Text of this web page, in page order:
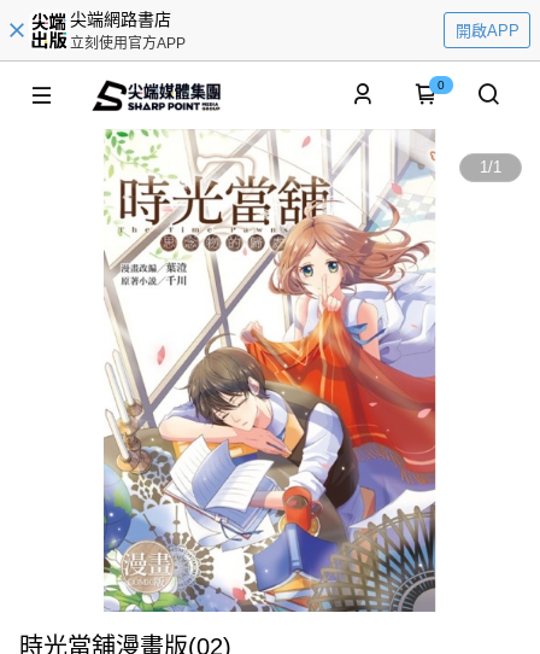
尖端網路書店
立刻使用官方APP
開啟APP
0
1/1
時光當舖漫畫版(02)